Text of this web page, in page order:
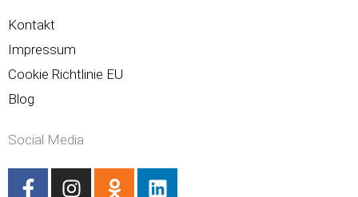
Kontakt
Impressum
Cookie Richtlinie EU
Blog
Social Media
F
I
O
L